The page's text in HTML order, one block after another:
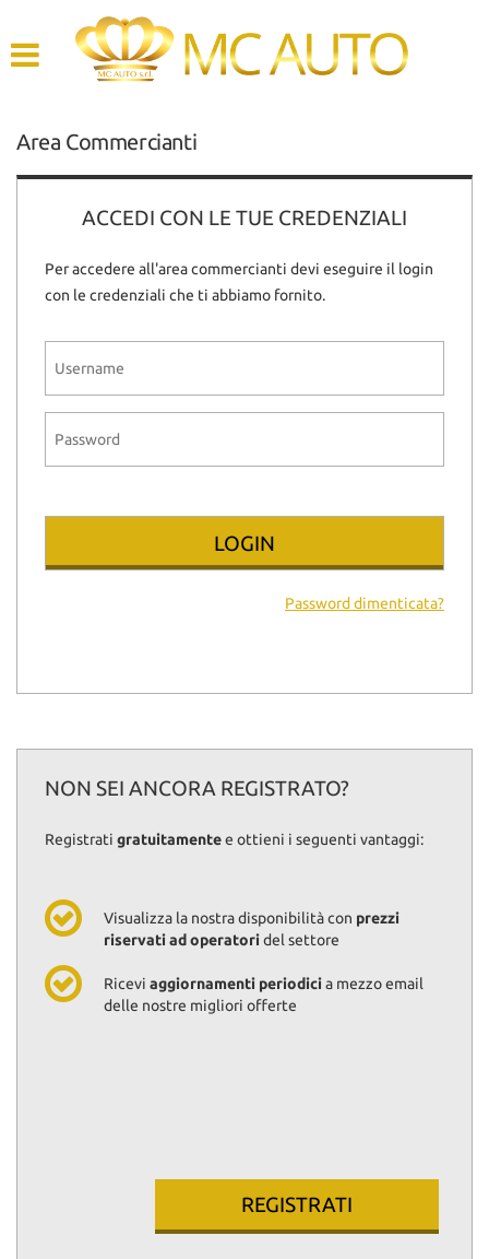
ACQUISTIAMO USATO
ASSISTENZA
Area Commercianti
ACCEDI CON LE TUE CREDENZIALI
Per accedere all'area commercianti devi eseguire il login
con le credenziali che ti abbiamo fornito.
Password dimenticata?
NON SEI ANCORA REGISTRATO?
Registrati gratuitamentee ottieni i seguenti vantaggi:
Visualizza la nostra disponibilità con prezzi
riservati ad operatoridel settore
Ricevi aggiornamenti periodicia mezzo email
delle nostre migliori offerte
REGISTRATI